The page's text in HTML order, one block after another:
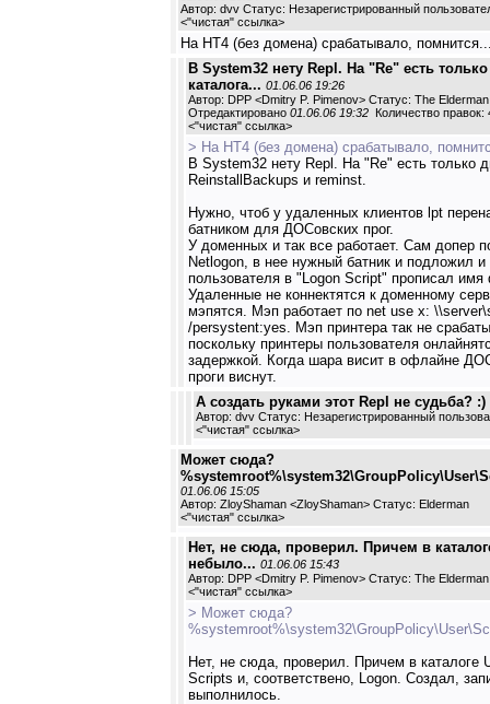
Автор: dvv Статус: Незарегистрированный
<"чистая" ссылка>
На НТ4 (без домена) срабатывало,
В System32 нету Repl. На "Re" есть
каталога... 01.06.06 19:26
Автор: DPP <Dmitry P. Pimenov> Статус: The Elderman
Отредактировано 01.06.06 19:32 Количество правок:
<"чистая" ссылка>
> На НТ4 (без домена) срабатывало,
В System32 нету Repl. На "Re" есть только
ReinstallBackups и reminst.
Нужно, чтоб у удаленных клиентов lpt
батником для ДОСовских прог.
У доменных и так все работает. Сам допер
Netlogon, в нее нужный батник и подложил и
пользователя в "Logon Script" прописал
Удаленные не коннектятся к доменному
мэпятся. Мэп работает по net use x:
/persystent:yes. Мэп принтера так не
поскольку принтеры пользователя
задержкой. Когда шара висит в офлайне
проги виснут.
А создать руками этот Repl не судьба? :)
Автор: dvv Статус: Незарегистрированный
<"чистая" ссылка>
Может сюда?
01.06.06 15:05
Автор: ZloyShaman <ZloyShaman> Статус: Elderman
<"чистая" ссылка>
Нет, не сюда, проверил. Причем в
небыло... 01.06.06 15:43
Автор: DPP <Dmitry P. Pimenov> Статус: The Elderman
<"чистая" ссылка>
> Может сюда?
Нет, не сюда, проверил. Причем в каталоге
Scripts и, соответствено, Logon. Создал,
выполнилось.